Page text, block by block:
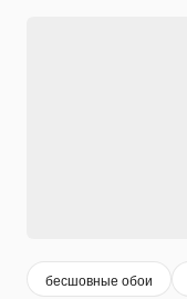
бесшовные обои